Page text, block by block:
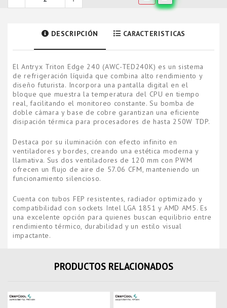
DESCRIPCIÓN CARACTERISTICAS
El Antryx Triton Edge 240 (AWC-TED240K) es un sistema
de refrigeración líquida que combina alto rendimiento y
diseño futurista. Incorpora una pantalla digital en el
bloque que muestra la temperatura del CPU en tiempo
real, facilitando el monitoreo constante. Su bomba de
doble cámara y base de cobre garantizan una eficiente
disipación térmica para procesadores de hasta 250W TDP.
Destaca por su iluminación con efecto infinito en
ventiladores y bordes, creando una estética moderna y
llamativa. Sus dos ventiladores de 120 mm con PWM
ofrecen un flujo de aire de 57.06 CFM, manteniendo un
funcionamiento silencioso.
Cuenta con tubos FEP resistentes, radiador optimizado y
compatibilidad con sockets Intel LGA 1851 y AMD AM5. Es
una excelente opción para quienes buscan equilibrio entre
rendimiento térmico, durabilidad y un estilo visual
impactante.
PRODUCTOS RELACIONADOS